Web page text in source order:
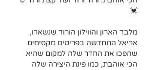
💓
מלבד הארון והווילון הורוד שנשארו,
אריאל התחדשה בפריטים מקסימים
שהפכו את החדר שלה למקום שהיא
הכי אוהבת, כמו פינת היצירה שלה